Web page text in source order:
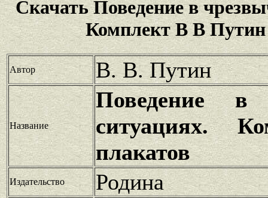
Скачать Поведение в
Комплект В В Путин
Автор В. В. Путин
Название
Поведение в
ситуациях.
плакатов
Издательство Родина